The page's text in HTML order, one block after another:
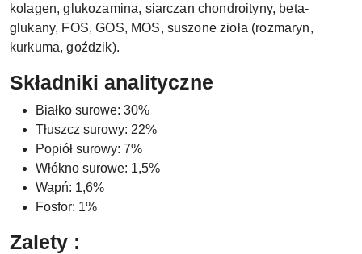
kolagen, glukozamina, siarczan chondroityny, beta-
glukany, FOS, GOS, MOS, suszone zioła (rozmaryn,
kurkuma, goździk).
Składniki analityczne
Białko surowe: 30%
Tłuszcz surowy: 22%
Popiół surowy: 7%
Włókno surowe: 1,5%
Wapń: 1,6%
Fosfor: 1%
Zalety :